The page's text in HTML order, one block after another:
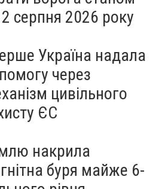
серпня 2026 року
Україна надала
через
цивільного
ЄС
накрила
буря майже 6-